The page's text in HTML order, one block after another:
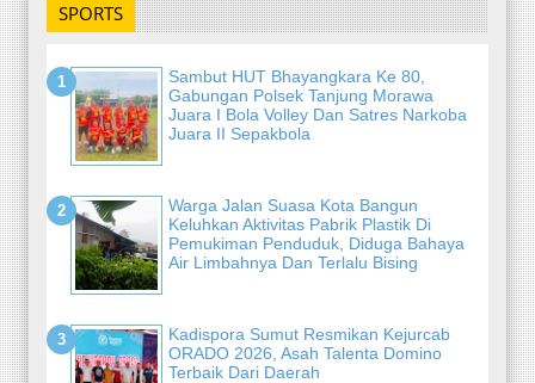
SPORTS
Sambut HUT Bhayangkara Ke 80,
Gabungan Polsek Tanjung Morawa
Juara I Bola Volley Dan Satres Narkoba
Juara II Sepakbola
Warga Jalan Suasa Kota Bangun
Keluhkan Aktivitas Pabrik Plastik Di
Pemukiman Penduduk, Diduga Bahaya
Air Limbahnya Dan Terlalu Bising
Kadispora Sumut Resmikan Kejurcab
ORADO 2026, Asah Talenta Domino
Terbaik Dari Daerah